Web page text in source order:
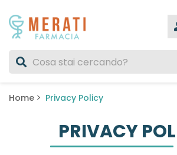
Home Privacy Policy
PRIVACY